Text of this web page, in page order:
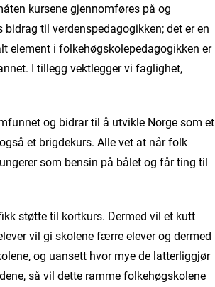
kursene gjennomføres på og
til verdenspedagogikken; det er en
element i folkehøgskolepedagogikken er
I tillegg vektlegger vi faglighet,
og bidrar til å utvikle Norge som et
et brigdekurs. Alle vet at når folk
som bensin på bålet og får ting til
støtte til kortkurs. Dermed vil et kutt
vil gi skolene færre elever og dermed
og uansett hvor mye de latterliggjør
så vil dette ramme folkehøgskolene